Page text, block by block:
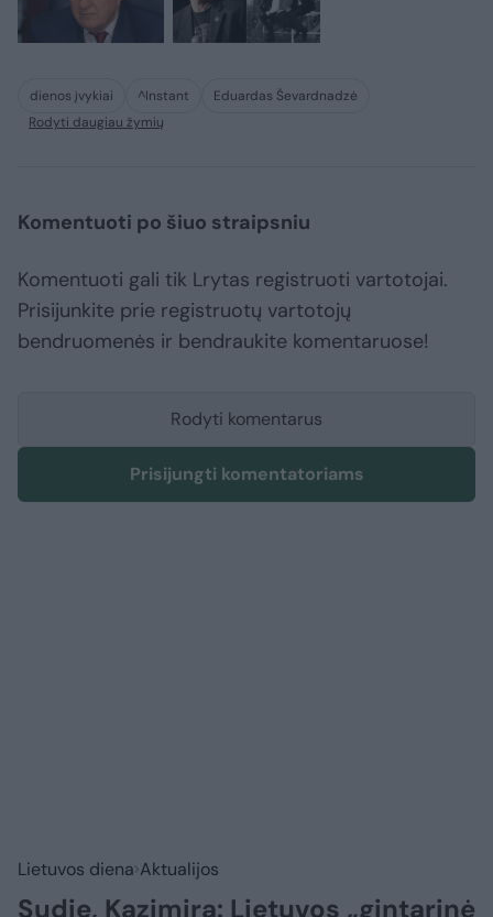
dienos įvykiai ^Instant
Eduardas Ševardnadzė
Rodyti daugiau žymių
Komentuoti po šiuo straipsniu
Komentuoti gali tik Lrytas registruoti vartotojai.
Prisijunkite prie registruotų vartotojų
bendruomenės ir bendraukite komentaruose!
Rodyti komentarus
Prisijungti komentatoriams
Lietuvos diena Aktualijos
Sudie, Kazimira: Lietuvos „gintarinė